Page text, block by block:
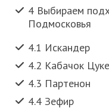
4 Выбираем
Подмосковья
4.1 Искандер
4.2 Кабачок
4.3 Партенон
4.4 Зефир